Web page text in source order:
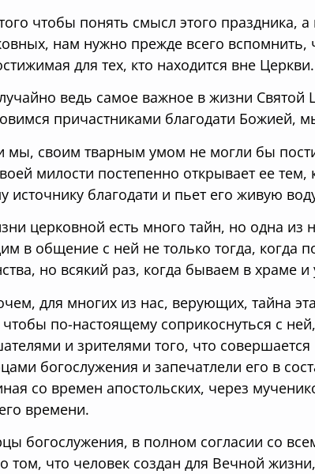
чтобы понять смысл этого праздника,
нам нужно прежде всего вспомнить,
для тех, кто находится вне Церкви.
ведь самое важное в жизни Святой
причастниками благодати Божией,
мы, своим тварным умом не могли бы
милости постепенно открывает ее тем,
источнику благодати и пьет его живую
церковной есть много тайн, но одна
в общение с ней не только тогда, когда
но всякий раз, когда бываем в храме
для многих из нас, верующих, тайна
чтобы по-настоящему соприкоснуться с
и зрителями того, что
богослужения и запечатлели его в
со времен апостольских, через
времени.
богослужения, в полном согласии со
том, что человек создан для Вечной